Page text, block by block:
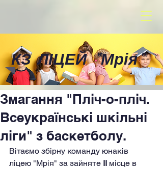
КЗ ЛІЦЕЙ"Мрія"
Змагання "Пліч-о-пліч.
Всеукраїнські шкільні
ліги" з баскетболу.
Вітаємо збірну команду юнаків
ліцею "Мрія" за зайняте ІІ місце в